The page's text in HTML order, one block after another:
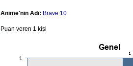
Anime'nin Adı: Brave 10
Puan veren 1 kişi